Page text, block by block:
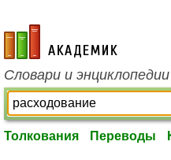
academic.ru
Словари и
Толкования Переводы